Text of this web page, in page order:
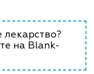
на Blank-